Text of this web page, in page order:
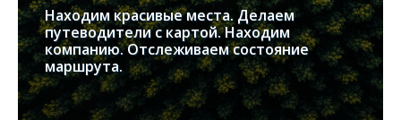
Находим красивые места. Делаем
путеводители с картой. Находим
компанию. Отслеживаем состояние
маршрута.